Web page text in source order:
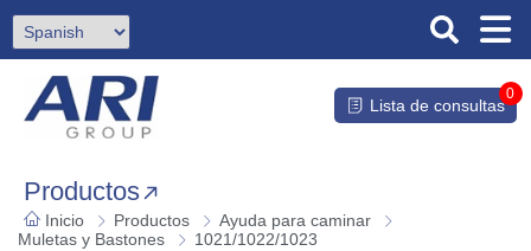
Lista de consultas
0
Productos
Inicio Productos
Ayuda para caminar
Muletas y Bastones
1021/1022/1023